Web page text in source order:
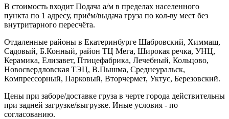
В стоимость входит Подача а/м в пределах населенного
пункта по 1 адресу, приём/выдача груза по кол-ву мест без
внутритарного пересчёта.
Отдаленные районы в Екатеринбурге Шабровский, Химмаш,
Садовый, Б.Конный, район ТЦ Мега, Широкая речка, УНЦ,
Керамика, Елизавет, Птицефабрика, Лечебный, Кольцово,
Новосвердловская ТЭЦ, В.Пышма, Среднеуральск,
Компрессорный, Парковый, Вторчермет, Уктус, Березовский.
Цены при заборе/доставке груза в черте города действительны
при задней загрузке/выгрузке. Иные условия - по
согласованию.